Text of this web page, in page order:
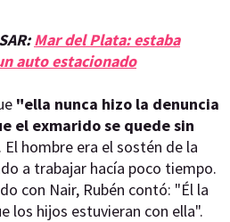
Mar del Plata: estaba
auto estacionado
"ella nunca hizo la denuncia
el exmarido se quede sin
. El hombre era el sostén de la
a trabajar hacía poco tiempo.
con Nair, Rubén contó: "Él la
los hijos estuvieran con ella".